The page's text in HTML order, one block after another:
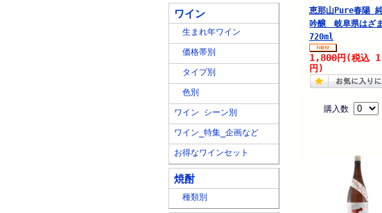
ワイン
生まれ年ワイン
価格帯別
タイプ別
色別
ワイン シーン別
ワイン_特集_企画など
お得なワインセット
焼酎
種類別
恵那山Pure春陽
吟醸 岐阜県はざ
720ml
1,800円 (税込
円)
購入数